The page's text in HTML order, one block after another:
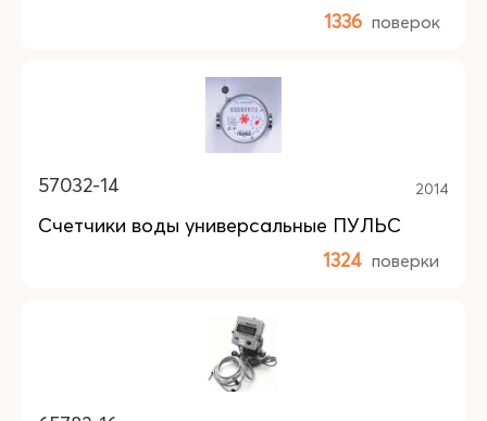
1336 поверок
57032-14 2014
Счетчики воды универсальные ПУЛЬС
1324 поверки